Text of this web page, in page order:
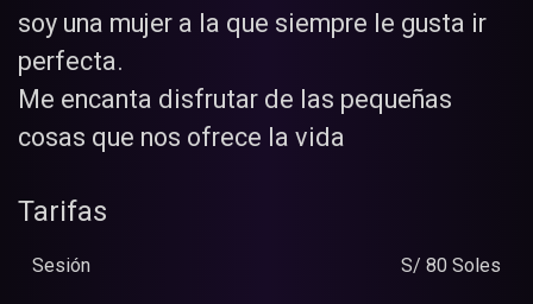
soy una mujer a la que siempre le gusta ir
perfecta.
Me encanta disfrutar de las pequeñas
cosas que nos ofrece la vida
Tarifas
Sesión S/ 80 Soles